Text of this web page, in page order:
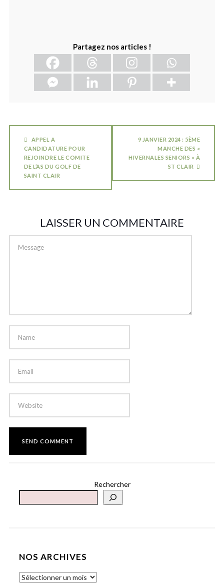
Partagez nos articles !
APPEL A
CANDIDATURE POUR
REJOINDRE LE COMITE
DE L’AS DU GOLF DE
SAINT CLAIR
9 JANVIER 2024 : 5ÈME
MANCHE DES «
HIVERNALES SENIORS » À
ST CLAIR
LAISSER UN COMMENTAIRE
Rechercher
NOS ARCHIVES